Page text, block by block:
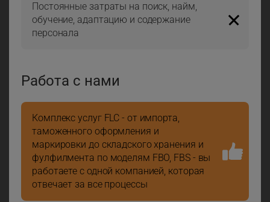
Постоянные затраты на поиск, найм,
обучение, адаптацию и содержание
персонала
Работа с нами
Комплекс услуг FLC - от импорта,
таможенного оформления и
маркировки до складского хранения и
фулфилмента по моделям FBO, FBS - вы
работаете с одной компанией, которая
отвечает за все процессы